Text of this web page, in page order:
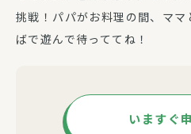
挑戦！パパがお料理の間、マ
ばで遊んで待っててね！
いますぐ